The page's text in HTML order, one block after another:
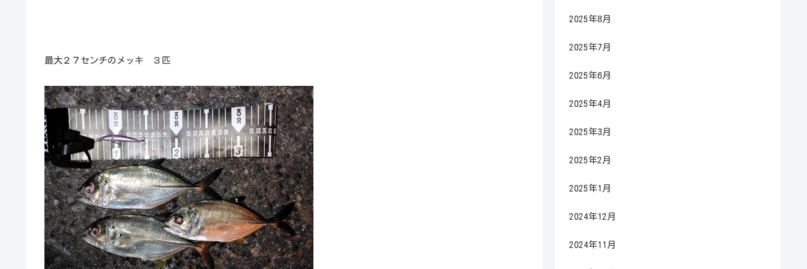
最大２７センチのメッキ ３匹
2025年8月
2025年7月
2025年6月
2025年4月
2025年3月
2025年2月
2025年1月
2024年12月
2024年11月